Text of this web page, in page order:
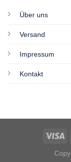
Über uns
Versand
Impressum
Kontakt